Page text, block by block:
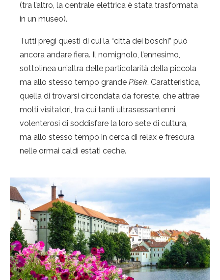
(tra l’altro, la centrale elettrica è stata trasformata
in un museo).
Tutti pregi questi di cui la “città dei boschi” può
ancora andare fiera. Il nomignolo, l’ennesimo,
sottolinea un’altra delle particolarità della piccola
ma allo stesso tempo grande Písek. Caratteristica,
quella di trovarsi circondata da foreste, che attrae
molti visitatori, tra cui tanti ultrasessantenni
volenterosi di soddisfare la loro sete di cultura,
ma allo stesso tempo in cerca di relax e frescura
nelle ormai caldi estati ceche.